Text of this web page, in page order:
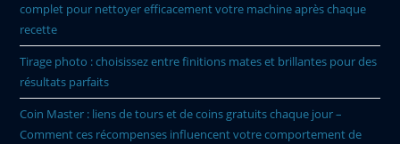
complet pour nettoyer efficacement votre machine après chaque
recette
Tirage photo : choisissez entre finitions mates et brillantes pour des
résultats parfaits
Coin Master : liens de tours et de coins gratuits chaque jour –
Comment ces récompenses influencent votre comportement de